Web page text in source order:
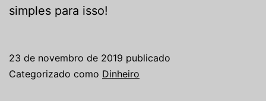
simples para isso!
23 de novembro de 2019 publicado
Categorizado como Dinheiro